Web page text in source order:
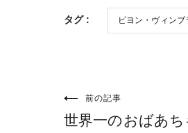
タグ : ビヨン・ヴィンブ
投
稿
前の記事
世界一のおばあ